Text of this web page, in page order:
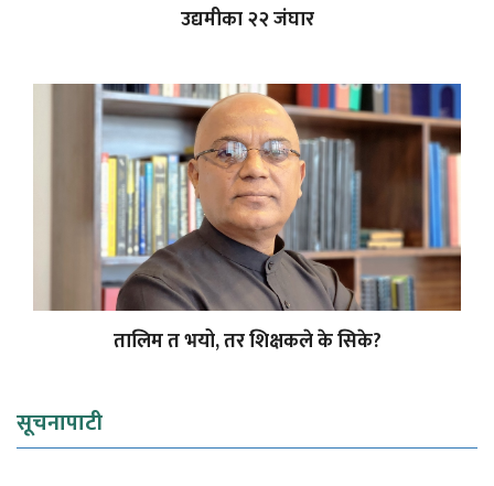
उद्यमीका २२ जंघार
तालिम त भयो, तर शिक्षकले के सिके?
सूचनापाटी